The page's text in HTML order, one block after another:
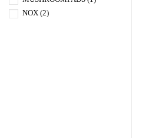
NOX (2)